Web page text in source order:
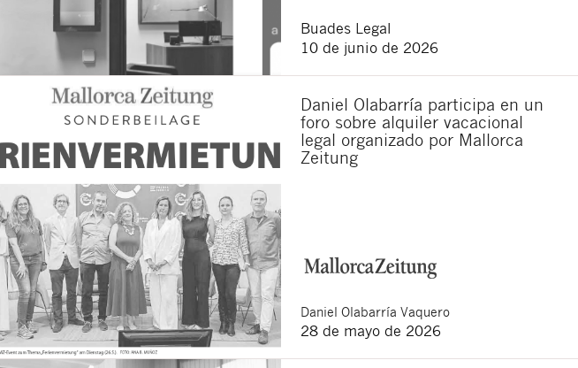
Buades Legal
10 de junio de 2026
Daniel Olabarría participa en un
foro sobre alquiler vacacional
legal organizado por Mallorca
Zeitung
Daniel Olabarría Vaquero
28 de mayo de 2026